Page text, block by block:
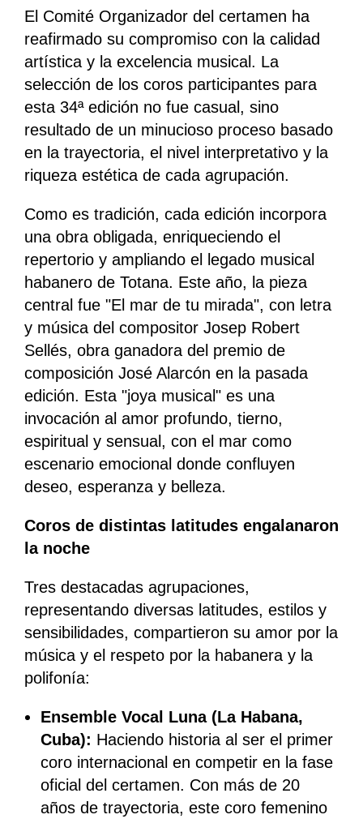
El Comité Organizador del certamen ha
reafirmado su compromiso con la calidad
artística y la excelencia musical. La
selección de los coros participantes para
esta 34ª edición no fue casual, sino
resultado de un minucioso proceso basado
en la trayectoria, el nivel interpretativo y la
riqueza estética de cada agrupación.
Como es tradición, cada edición incorpora
una obra obligada, enriqueciendo el
repertorio y ampliando el legado musical
habanero de Totana. Este año, la pieza
central fue "El mar de tu mirada", con letra
y música del compositor Josep Robert
Sellés, obra ganadora del premio de
composición José Alarcón en la pasada
edición. Esta "joya musical" es una
invocación al amor profundo, tierno,
espiritual y sensual, con el mar como
escenario emocional donde confluyen
deseo, esperanza y belleza.
Coros de distintas latitudes engalanaron
la noche
Tres destacadas agrupaciones,
representando diversas latitudes, estilos y
sensibilidades, compartieron su amor por la
música y el respeto por la habanera y la
polifonía:
Ensemble Vocal Luna (La Habana,
Cuba): Haciendo historia al ser el primer
coro internacional en competir en la fase
oficial del certamen. Con más de 20
años de trayectoria, este coro femenino